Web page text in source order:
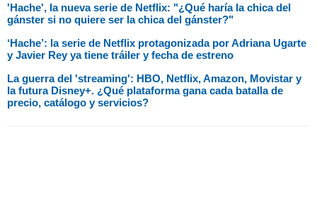
'Hache', la nueva serie de Netflix: "¿Qué haría la chica del
gánster si no quiere ser la chica del gánster?"
‘Hache’: la serie de Netflix protagonizada por Adriana Ugarte
y Javier Rey ya tiene tráiler y fecha de estreno
La guerra del 'streaming': HBO, Netflix, Amazon, Movistar y
la futura Disney+. ¿Qué plataforma gana cada batalla de
precio, catálogo y servicios?